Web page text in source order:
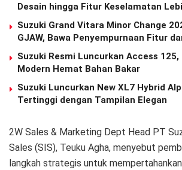
Desain hingga Fitur Keselamatan
Suzuki Grand Vitara Minor Change
GJAW, Bawa Penyempurnaan Fitur
Suzuki Resmi Luncurkan Access
Modern Hemat Bahan Bakar
Suzuki Luncurkan New XL7 Hybrid
Tertinggi dengan Tampilan Elegan
2W Sales & Marketing Dept Head PT
Sales (SIS), Teuku Agha, menyebut
langkah strategis untuk